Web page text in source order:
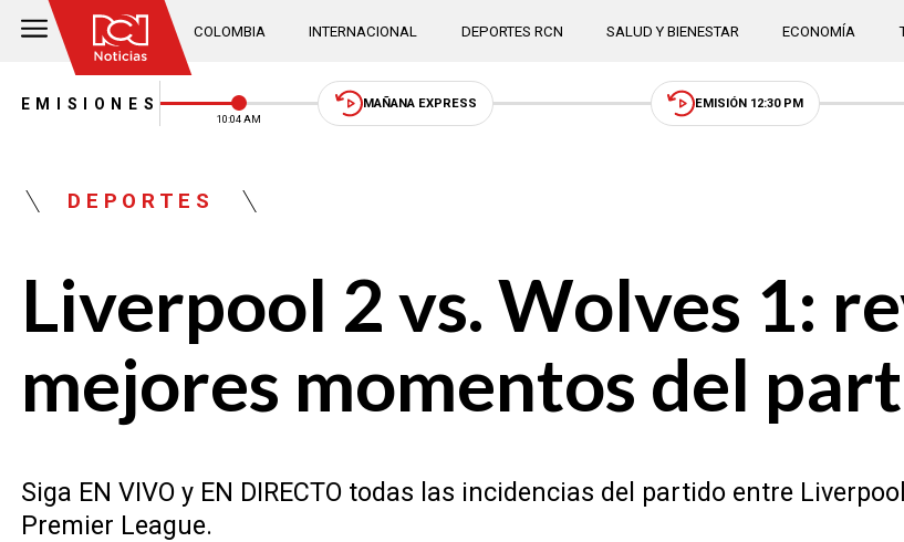
COLOMBIA INTERNACIONAL DEPORTES RCN SALUD Y BIENESTAR ECONOMÍA
EMISIONES
10:04 AM
MAÑANA EXPRESS EMISIÓN 12:30 PM
DEPORTES
Liverpool 2 vs. Wolves 1:
mejores momentos del
Siga EN VIVO y EN DIRECTO todas las incidencias del partido entre
Premier League.